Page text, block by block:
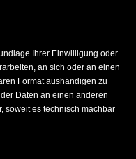
Ihrer Einwilligung oder
an sich oder an einen
Format aushändigen zu
Daten an einen anderen
soweit es technisch machbar